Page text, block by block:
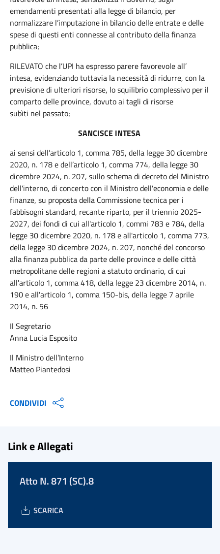
emendamenti presentati alla legge di bilancio, per
normalizzare l’imputazione in bilancio delle entrate e delle
spese di questi enti connesse al contributo della finanza
pubblica;
RILEVATO che l’UPI ha espresso parere favorevole all’
intesa, evidenziando tuttavia la necessità di ridurre, con la
previsione di ulteriori risorse, lo squilibrio complessivo per il
comparto delle province, dovuto ai tagli di risorse
subìti nel passato;
SANCISCE INTESA
ai sensi dell’articolo 1, comma 785, della legge 30 dicembre
2020, n. 178 e dell’articolo 1, comma 774, della legge 30
dicembre 2024, n. 207, sullo schema di decreto del Ministro
dell'interno, di concerto con il Ministro dell'economia e delle
finanze, su proposta della Commissione tecnica per i
fabbisogni standard, recante riparto, per il triennio 2025-
2027, dei fondi di cui all'articolo 1, commi 783 e 784, della
legge 30 dicembre 2020, n. 178 e all'articolo 1, comma 773,
della legge 30 dicembre 2024, n. 207, nonché del concorso
alla finanza pubblica da parte delle province e delle città
metropolitane delle regioni a statuto ordinario, di cui
all'articolo 1, comma 418, della legge 23 dicembre 2014, n.
190 e all'articolo 1, comma 150-bis, della legge 7 aprile
2014, n. 56
Il Segretario
Anna Lucia Esposito
Il Ministro dell’Interno
Matteo Piantedosi
CONDIVIDI
Link e Allegati
Atto N. 871 (SC).8
SCARICA